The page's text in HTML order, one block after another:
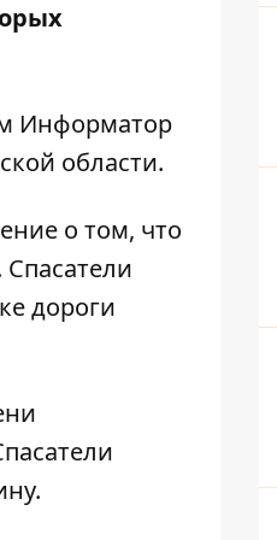
Информатор
области.
о том, что
дороги